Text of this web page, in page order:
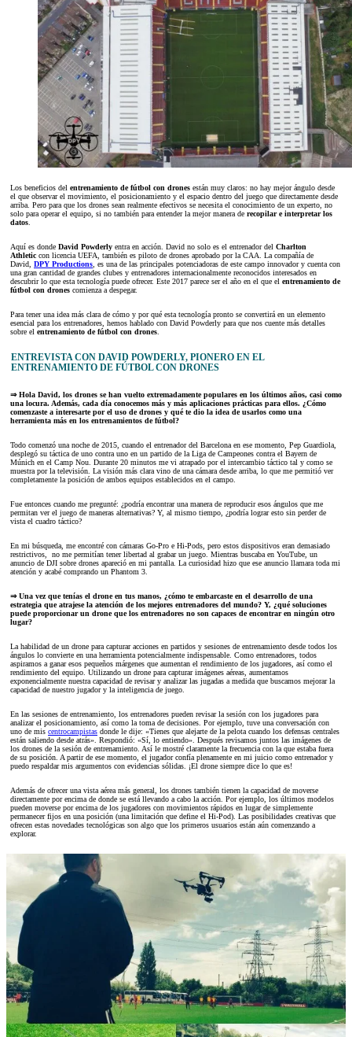
Los beneficios del entrenamiento de fútbol con drones están muy claros: no hay mejor ángulo desde
el que observar el movimiento, el posicionamiento y el espacio dentro del juego que directamente desde
arriba. Pero para que los drones sean realmente efectivos se necesita el conocimiento de un experto, no
solo para operar el equipo, si no también para entender la mejor manera de recopilar e interpretar los
datos
Aquí es donde David Powderly entra en acción. David no solo es el entrenador del Charlton
Athletic con licencia UEFA, también es piloto de drones aprobado por la CAA. La compañía de
David, DPY Productions , es una de las principales potenciadoras de este campo innovador y cuenta con
una gran cantidad de grandes clubes y entrenadores internacionalmente reconocidos interesados ​​en
descubrir lo que esta tecnología puede ofrecer. Este 2017 parece ser el año en el que el entrenamiento de
fútbol con drones comienza a despegar.
Para tener una idea más clara de cómo y por qué esta tecnología pronto se convertirá en un elemento
esencial para los entrenadores, hemos hablado con David Powderly para que nos cuente más detalles
sobre el entrenamiento de fútbol con drones
ENTREVISTA CON DAVID POWDERLY, PIONERO EN EL
ENTRENAMIENTO DE FÚTBOL CON DRONES
⇒ Hola David, los drones se han vuelto extremadamente populares en los últimos años, casi como
una locura. Además, cada día conocemos más y más aplicaciones prácticas para ellos. ¿Cómo
comenzaste a interesarte por el uso de drones y qué te dio la idea de usarlos como una
herramienta más en los entrenamientos de fútbol?
Todo comenzó una noche de 2015, cuando el entrenador del Barcelona en ese momento, Pep Guardiola,
desplegó su táctica de uno contra uno en un partido de la Liga de Campeones contra el Bayern de
Múnich en el Camp Nou. Durante 20 minutos me vi atrapado por el intercambio táctico tal y como se
muestra por la televisión. La visión más clara vino de una cámara desde arriba, lo que me permitió ver
completamente la posición de ambos equipos establecidos en el campo.
Fue entonces cuando me pregunté: ¿podría encontrar una manera de reproducir esos ángulos que me
permitan ver el juego de maneras alternativas? Y, al mismo tiempo, ¿podría lograr esto sin perder de
vista el cuadro táctico?
En mi búsqueda, me encontré con cámaras Go-Pro e Hi-Pods, pero estos dispositivos eran demasiado
restrictivos, no me permitían tener libertad al grabar un juego. Mientras buscaba en YouTube, un
anuncio de DJI sobre drones apareció en mi pantalla. La curiosidad hizo que ese anuncio llamara toda mi
atención y acabé comprando un Phantom 3.
⇒ Una vez que tenías el drone en tus manos, ¿cómo te embarcaste en el desarrollo de una
estrategia que atrajese la atención de los mejores entrenadores del mundo? Y, ¿qué soluciones
puede proporcionar un drone que los entrenadores no son capaces de encontrar en ningún otro
lugar?
La habilidad de un drone para capturar acciones en partidos y sesiones de entrenamiento desde todos los
ángulos lo convierte en una herramienta potencialmente indispensable. Como entrenadores, todos
aspiramos a ganar esos pequeños márgenes que aumentan el rendimiento de los jugadores, así como el
rendimiento del equipo. Utilizando un drone para capturar imágenes aéreas, aumentamos
exponencialmente nuestra capacidad de revisar y analizar las jugadas a medida que buscamos mejorar la
capacidad de nuestro jugador y la inteligencia de juego.
En las sesiones de entrenamiento, los entrenadores pueden revisar la sesión con los jugadores para
analizar el posicionamiento, así como la toma de decisiones. Por ejemplo, tuve una conversación con
uno de mis centrocampistas donde le dije: «Tienes que alejarte de la pelota cuando los defensas centrales
están saliendo desde atrás». Respondió: «Sí, lo entiendo». Después revisamos juntos las imágenes de
los drones de la sesión de entrenamiento. Así le mostré claramente la frecuencia con la que estaba fuera
de su posición. A partir de ese momento, el jugador confía plenamente en mi juicio como entrenador y
puedo respaldar mis argumentos con evidencias sólidas. ¡El drone siempre dice lo que es!
Además de ofrecer una vista aérea más general, los drones también tienen la capacidad de moverse
directamente por encima de donde se está llevando a cabo la acción. Por ejemplo, los últimos modelos
pueden moverse por encima de los jugadores con movimientos rápidos en lugar de simplemente
permanecer fijos en una posición (una limitación que define el Hi-Pod). Las posibilidades creativas que
ofrecen estas novedades tecnológicas son algo que los primeros usuarios están aún comenzando a
explorar.